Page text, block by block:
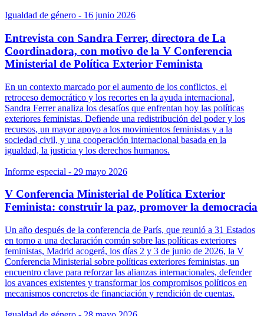
Igualdad de género - 16 junio 2026
Entrevista con Sandra Ferrer, directora de La
Coordinadora, con motivo de la V Conferencia
Ministerial de Política Exterior Feminista
En un contexto marcado por el aumento de los conflictos, el
retroceso democrático y los recortes en la ayuda internacional,
Sandra Ferrer analiza los desafíos que enfrentan hoy las políticas
exteriores feministas. Defiende una redistribución del poder y los
recursos, un mayor apoyo a los movimientos feministas y a la
sociedad civil, y una cooperación internacional basada en la
igualdad, la justicia y los derechos humanos.
Informe especial - 29 mayo 2026
V Conferencia Ministerial de Política Exterior
Feminista: construir la paz, promover la democracia
Un año después de la conferencia de París, que reunió a 31 Estados
en torno a una declaración común sobre las políticas exteriores
feministas, Madrid acogerá, los días 2 y 3 de junio de 2026, la V
Conferencia Ministerial sobre políticas exteriores feministas, un
encuentro clave para reforzar las alianzas internacionales, defender
los avances existentes y transformar los compromisos políticos en
mecanismos concretos de financiación y rendición de cuentas.